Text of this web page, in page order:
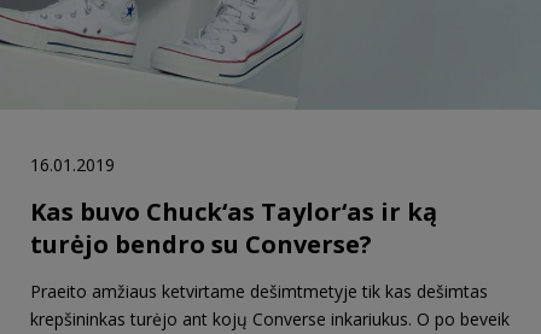
16.01.2019
Kas buvo Chuck‘as Taylor‘as ir ką
turėjo bendro su Converse?
Praeito amžiaus ketvirtame dešimtmetyje tik kas dešimtas
krepšininkas turėjo ant kojų Converse inkariukus. O po beveik